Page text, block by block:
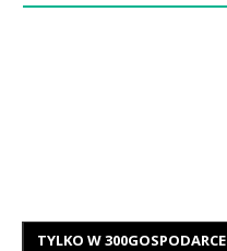
TYLKO W 300GOSPODARCE